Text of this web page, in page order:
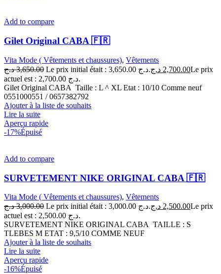
Add to compare
Gilet Original CABA 🇫🇷
Vita Mode ( Vêtements et chaussures), Vêtements
3,650.00 د.ج Le prix initial était : 3,650.00 د.ج. 2,700.00 د.ج
Le prix
actuel est : 2,700.00 د.ج.
Gilet Original CABA Taille : L ^ XL Etat : 10/10 Comme neuf
0551000551 / 0657382792
Ajouter à la liste de souhaits
Lire la suite
Aperçu rapide
-17%Épuisé
Add to compare
SURVETEMENT NIKE ORIGINAL CABA 🇫🇷
Vita Mode ( Vêtements et chaussures), Vêtements
3,000.00 د.ج Le prix initial était : 3,000.00 د.ج. 2,500.00 د.ج
Le prix
actuel est : 2,500.00 د.ج.
SURVETEMENT NIKE ORIGINAL CABA TAILLE : S
TLEBES M ETAT : 9,5/10 COMME NEUF
Ajouter à la liste de souhaits
Lire la suite
Aperçu rapide
-16%Épuisé